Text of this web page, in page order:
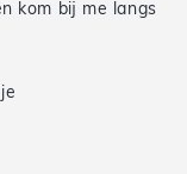
kom bij me langs